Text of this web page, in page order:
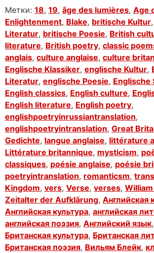
Метки: 18, 19, âge des lumières, Age
Enlightenment, Blake, britische Kultur,
Literatur, britische Poesie, British
literature, British poetry, classic
anglais, culture anglaise, culture
Englische Klassiker, englische Kultur,
Literatur, englische Poesie, Englische
English classics, English culture,
English literature, English poetry,
englishpoetryinrussiantranslation,
englishpoetryintranslation, Great
Gedichte, langue anglaise, littérature
Littérature britannique, mysticism,
classiques, poésie anglaise, poésie
poetryintranslation, romanticsm,
Kingdom, vers, Verse, verses,
Zeitalter der Aufklärung, Английская
Английская культура, английская
английская поэзия, Английский язык,
Британская культура, Британская
Британская поэзия, Вильям Блейк,